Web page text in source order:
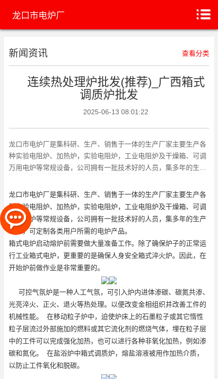
龙口市电炉厂
新闻资讯 查看分类
连续热处理炉批发(推荐)_广西箱式
调质炉批发
2025-06-13 08:01:22
龙口市电炉厂是集科研、生产、销售于一体的生产厂家主要生产各
种实验电阻炉、加热炉，实验电阻炉，工业电阻炉及干燥箱、可调
万用电炉等常规设备，公司拥有一批技术好的人员，集多年的生产
龙口市电炉厂是集科研、生产、销售于一体的生产厂家主要生产各
种实验电阻炉、加热炉，实验电阻炉，工业电阻炉及干燥箱、可调
万用电炉等常规设备，公司拥有一批技术好的人员，集多年的生产
经验，可定制各类用户所需的电炉产品。
箱式电炉启动熔炉前需要做大量准备工作。除了确保炉子的正常运
行工业箱式电炉，更重要的是确保人身安全箱式淬火炉。因此，在
开始炉前做作业是非常重要的。
可控气氛炉是一种人工气氛，可引入炉内进体渗碳、碳氮共渗、
光亮淬火、正火、退火等热处理。以便改变金相组织并改善工件的
机械性能。 在移动粒子炉中，迫使炉床上的石墨粒子或其它惰性
粒子层流过外部施加的燃料或其它流化剂的燃烧气体，埋在粒子层
中的工件可以完成强化加热，也可以进行各种非氧化加热，例如渗
碳和氮化。 在盐浴炉中箱式调质炉，熔盐溶液被用作加热介质，
以防止工件氧化和脱碳。